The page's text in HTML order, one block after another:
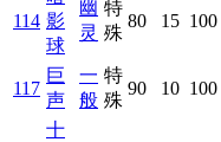
114 影
球
幽
灵
特
殊
80 15 100
117
巨
声
一
般
特
殊
90 10 100
十